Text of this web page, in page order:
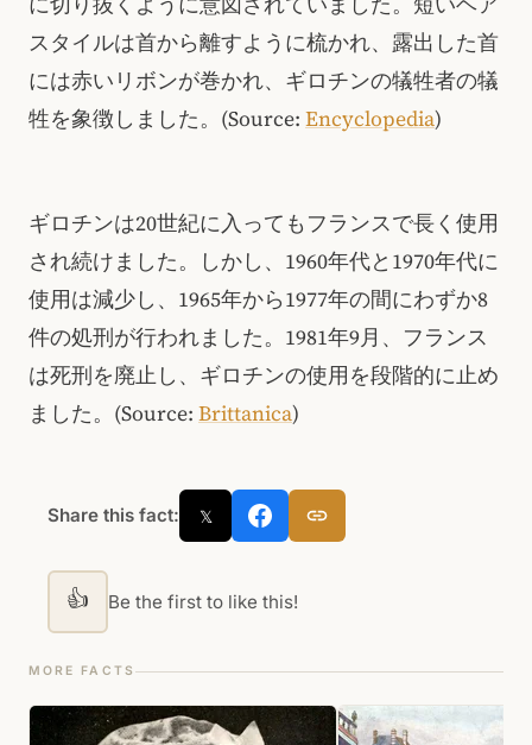
スタイルは首から離すように梳かれ、露出した首
には赤いリボンが巻かれ、ギロチンの犠牲者の犠
牲を象徴しました。(Source: Encyclopedia)
ギロチンは20世紀に入ってもフランスで長く使用
され続けました。しかし、1960年代と1970年代に
使用は減少し、1965年から1977年の間にわずか8
件の処刑が行われました。1981年9月、フランス
は死刑を廃止し、ギロチンの使用を段階的に止め
ました。(Source: Brittanica)
Share this fact: 𝕏
👍 Be the first to like this!
MORE FACTS